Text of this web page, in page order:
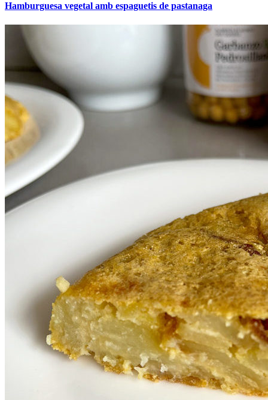
Hamburguesa vegetal amb espaguetis de pastanaga